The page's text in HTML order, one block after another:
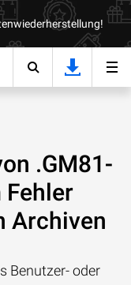
.GM81-
Fehler
Archiven
Benutzer- oder